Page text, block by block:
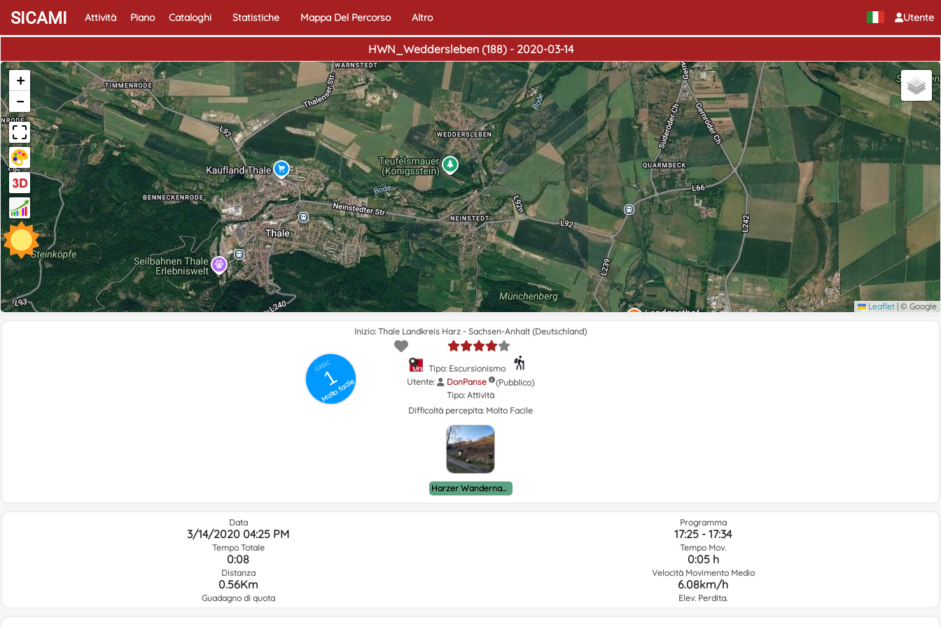
Utente
SICAMI Attività Piano Cataloghi Statistiche Mappa Del Percorso Altro
HWN_Weddersleben (188) - 2020-03-14
+
−
Leaflet | © Google
GRSIC
1
Molto facile
Inizio: Thale Landkreis Harz - Sachsen-Anhalt (Deutschland)
Tipo: Escursionismo
Utente:
DonPanse
(Pubblico)
Tipo: Attività
Difficoltà percepita: Molto Facile
Harzer Wandernadel
Data
3/14/2020 04:25 PM
Tempo Totale
0:08
Distanza
0.56Km
Guadagno di quota
Programma
17:25 - 17:34
Tempo Mov.
0:05 h
Velocità Movimento Medio
6.08km/h
Elev. Perdita.